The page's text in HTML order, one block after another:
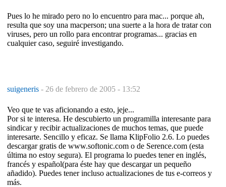
Pues lo he mirado pero no lo encuentro para mac... porque ah,
resulta que soy una macperson; una suerte a la hora de tratar con
viruses, pero un rollo para encontrar programas... gracias en
cualquier caso, seguiré investigando.
suigeneris - 26 de febrero de 2005 - 13:52
Veo que te vas aficionando a esto, jeje...
Por si te interesa. He descubierto un programilla interesante para
sindicar y recibir actualizaciones de muchos temas, que puede
interesarte. Sencillo y eficaz. Se llama KlipFolio 2.6. Lo puedes
descargar gratis de www.softonic.com o de Serence.com (esta
última no estoy segura). El programa lo puedes tener en inglés,
francés y español(para éste hay que descargar un pequeño
añadido). Puedes tener incluso actualizaciones de tus e-correos y
más.